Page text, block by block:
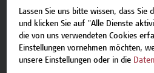
Partner*in und dem
der Gruppe.
Zur Vortragenden
Lassen Sie uns bitte wissen, dass Sie
und klicken Sie auf "Alle Dienste
die von uns verwendeten Cookies
Einstellungen vornehmen möchten,
unsere Einstellungen oder in die